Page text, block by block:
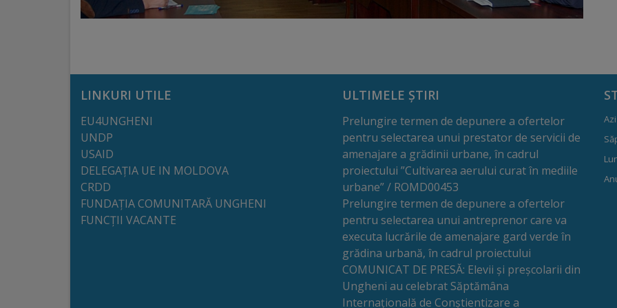
arhitecturale
marcante
Sportivi
performanță
Orașul
LINKURI UTILE
EU4UNGHENI
UNDP
USAID
DELEGAȚIA UE IN MOLDOVA
CRDD
FUNDAȚIA COMUNITARĂ UNGHENI
FUNCȚII VACANTE
ULTIMELE ȘTIRI
Prelungire termen de depunere a ofertelor
pentru selectarea unui prestator de servicii de
amenajare a grădinii urbane, în cadrul
proiectului ”Cultivarea aerului curat în mediile
urbane” / ROMD00453
Prelungire termen de depunere a ofertelor
pentru selectarea unui antreprenor care va
executa lucrările de amenajare gard verde în
grădina urbană, în cadrul proiectului
COMUNICAT DE PRESĂ: Elevii și preșcolarii din
Ungheni au celebrat Săptămâna
Internațională de Conștientizare a